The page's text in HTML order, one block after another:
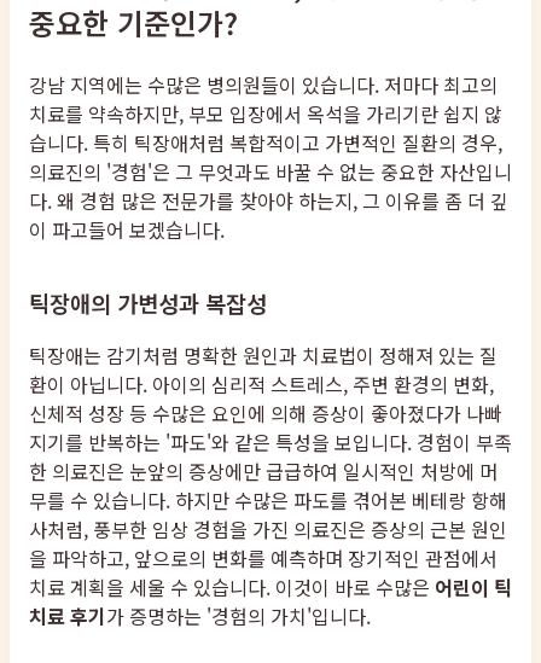
중요한 기준인가?
강남 지역에는 수많은 병의원들이 있습니다. 저마다 최고의
치료를 약속하지만, 부모 입장에서 옥석을 가리기란 쉽지 않
습니다. 특히 틱장애처럼 복합적이고 가변적인 질환의 경우,
의료진의 '경험'은 그 무엇과도 바꿀 수 없는 중요한 자산입니
다. 왜 경험 많은 전문가를 찾아야 하는지, 그 이유를 좀 더 깊
이 파고들어 보겠습니다.
틱장애의 가변성과 복잡성
틱장애는 감기처럼 명확한 원인과 치료법이 정해져 있는 질
환이 아닙니다. 아이의 심리적 스트레스, 주변 환경의 변화,
신체적 성장 등 수많은 요인에 의해 증상이 좋아졌다가 나빠
지기를 반복하는 '파도'와 같은 특성을 보입니다. 경험이 부족
한 의료진은 눈앞의 증상에만 급급하여 일시적인 처방에 머
무를 수 있습니다. 하지만 수많은 파도를 겪어본 베테랑 항해
사처럼, 풍부한 임상 경험을 가진 의료진은 증상의 근본 원인
을 파악하고, 앞으로의 변화를 예측하며 장기적인 관점에서
치료 계획을 세울 수 있습니다. 이것이 바로 수많은 어린이 틱
치료 후기가 증명하는 '경험의 가치'입니다.